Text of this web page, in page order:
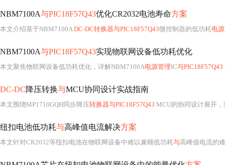
NBM7100A与PIC18F57Q43优化CR2032电池寿命方案
本文介绍基于NBM7100ADC-DC转换器与PIC18F57Q43微控制器的低功耗电
NBM7100A与PIC18F57Q43实现物联网设备低功耗优化
本文聚焦物联网设备低功耗优化，详解NBM7100A电源管理IC与PIC18F57Q43
DC-DC降压转换与MCU协同设计实战指南
本文围绕MP1710GQH同步降压转换器与PIC18F57Q43 MCU的协同设计展开
纽扣电池低功耗与高峰值电流解决方案
本文针对CR2032等纽扣电池在物联网设备中难以兼顾低功耗与高峰值电流的